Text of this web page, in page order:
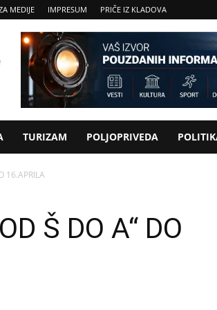
MEDIJE IMPRESUM PRIČE IZ KLADOVA
TURIZAM POLJOPRIVEDA
16.APRILA
Š DO A“ DO